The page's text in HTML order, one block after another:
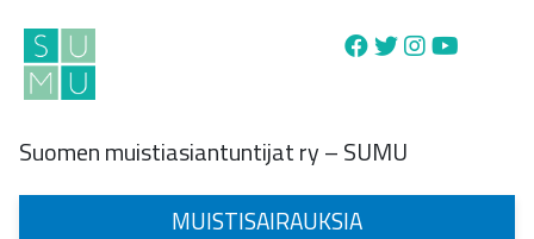
Main Navigation
Suomen muistiasiantuntijat ry – SUMU
MUISTISAIRAUKSIA